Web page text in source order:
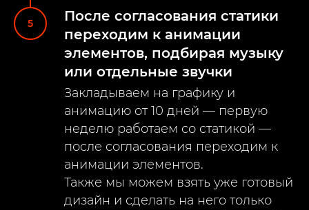
После согласования статики
переходим к анимации
элементов, подбирая музыку
или отдельные звучки
Закладываем на графику и
анимацию от 10 дней — первую
неделю работаем со статикой —
после согласования переходим к
анимации элементов.
Также мы можем взять уже готовый
дизайн и сделать на него только